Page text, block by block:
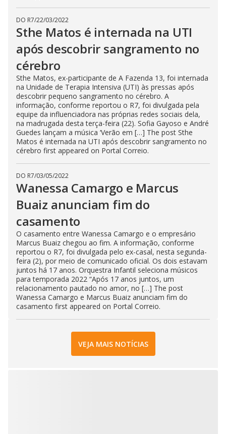
DO R7/22/03/2022
Sthe Matos é internada na UTI
após descobrir sangramento no
cérebro
Sthe Matos, ex-participante de A Fazenda 13, foi internada
na Unidade de Terapia Intensiva (UTI) às pressas após
descobrir pequeno sangramento no cérebro. A
informação, conforme reportou o R7, foi divulgada pela
equipe da influenciadora nas próprias redes sociais dela,
na madrugada desta terça-feira (22). Sofia Gayoso e André
Guedes lançam a música ‘Verão em […] The post Sthe
Matos é internada na UTI após descobrir sangramento no
cérebro first appeared on Portal Correio.
DO R7/03/05/2022
Wanessa Camargo e Marcus
Buaiz anunciam fim do
casamento
O casamento entre Wanessa Camargo e o empresário
Marcus Buaiz chegou ao fim. A informação, conforme
reportou o R7, foi divulgada pelo ex-casal, nesta segunda-
feira (2), por meio de comunicado oficial. Os dois estavam
juntos há 17 anos. Orquestra Infantil seleciona músicos
para temporada 2022 “Após 17 anos juntos, um
relacionamento pautado no amor, no […] The post
Wanessa Camargo e Marcus Buaiz anunciam fim do
casamento first appeared on Portal Correio.
VEJA MAIS NOTÍCIAS